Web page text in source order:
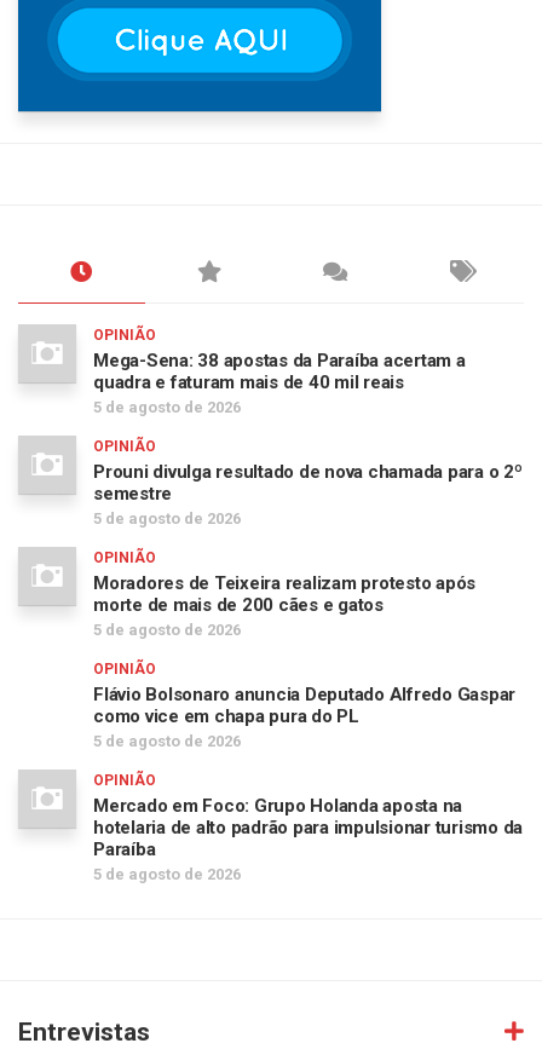
OPINIÃO
Mega-Sena: 38 apostas da Paraíba acertam a
quadra e faturam mais de 40 mil reais
5 de agosto de 2026
OPINIÃO
Prouni divulga resultado de nova chamada para o 2º
semestre
5 de agosto de 2026
OPINIÃO
Moradores de Teixeira realizam protesto após
morte de mais de 200 cães e gatos
5 de agosto de 2026
OPINIÃO
Flávio Bolsonaro anuncia Deputado Alfredo Gaspar
como vice em chapa pura do PL
5 de agosto de 2026
OPINIÃO
Mercado em Foco: Grupo Holanda aposta na
hotelaria de alto padrão para impulsionar turismo da
Paraíba
5 de agosto de 2026
Entrevistas